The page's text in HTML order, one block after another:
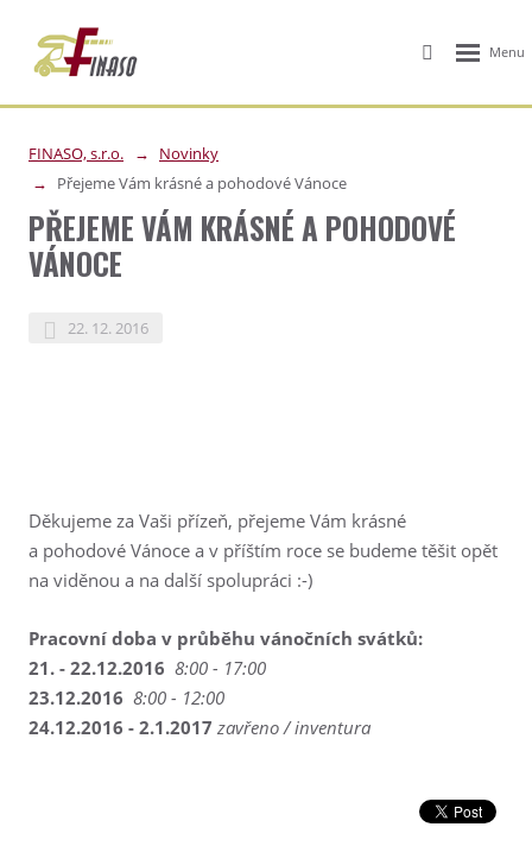
FINASO, s.r.o.
Novinky
Přejeme Vám krásné a pohodové Vánoce
PŘEJEME VÁM KRÁSNÉ A POHODOVÉ
VÁNOCE
22. 12. 2016
Děkujeme za Vaši přízeň, přejeme Vám krásné
a pohodové Vánoce a v příštím roce se budeme těšit opět
na viděnou a na další spolupráci :-)
Pracovní doba v průběhu vánočních svátků:
21. - 22.12.2016 8:00 - 17:00
23.12.2016 8:00 - 12:00
24.12.2016 - 2.1.2017 zavřeno / inventura